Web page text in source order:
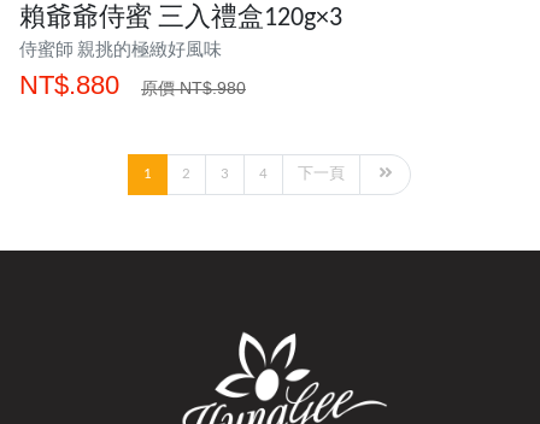
賴爺爺侍蜜 三入禮盒120g×3
侍蜜師 親挑的極緻好風味
NT$.880 原價 NT$.980
1 2 3 4 下一頁